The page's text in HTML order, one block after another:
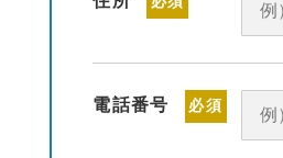
電話番号 必須